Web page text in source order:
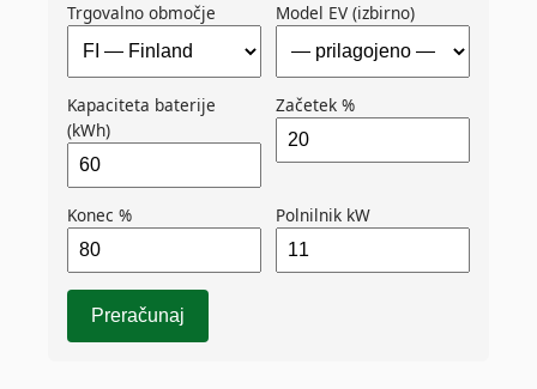
Trgovalno območje Model EV (izbirno)
Kapaciteta baterije
(kWh)
Začetek %
Konec % Polnilnik kW
Preračunaj